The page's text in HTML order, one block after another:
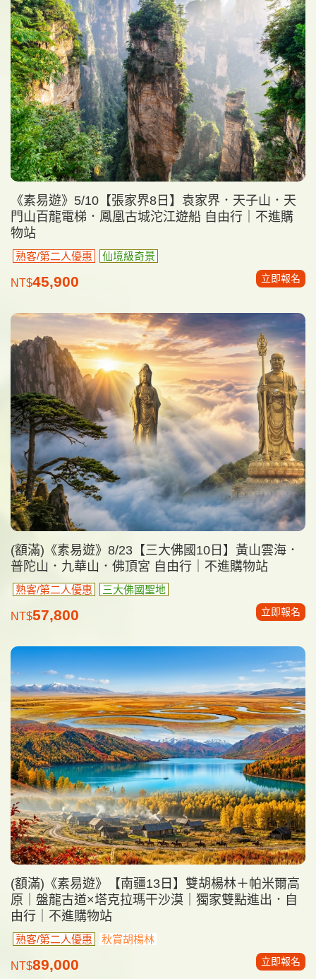
《素易遊》5/10【張家界8日】袁家界．天子山．天
門山百龍電梯．鳳凰古城沱江遊船 自由行｜不進購
物站
熟客/第二人優惠 仙境級奇景
NT$45,900 立即報名
(額滿)《素易遊》8/23【三大佛國10日】黃山雲海．
普陀山．九華山．佛頂宮 自由行｜不進購物站
熟客/第二人優惠 三大佛國聖地
NT$57,800 立即報名
(額滿)《素易遊》【南疆13日】雙胡楊林＋帕米爾高
原｜盤龍古道×塔克拉瑪干沙漠｜獨家雙點進出．自
由行｜不進購物站
熟客/第二人優惠 秋賞胡楊林
NT$89,000 立即報名